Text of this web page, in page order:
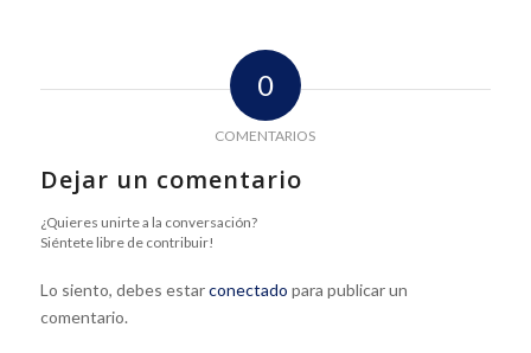
0
COMENTARIOS
Dejar un comentario
¿Quieres unirte a la conversación?
Siéntete libre de contribuir!
Lo siento, debes estarconectado para publicar un
comentario.